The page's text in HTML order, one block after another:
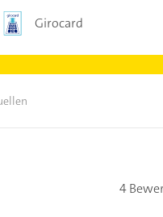
Girocard
4